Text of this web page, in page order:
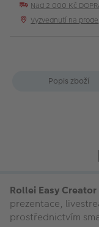
Nad 2 000 Kč
Vyzvednutí na
Popis zboží
Rollei Easy
prezentace,
prostřednictvím